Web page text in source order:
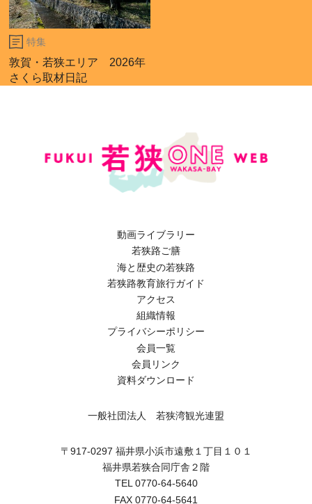
特集
敦賀・若狭エリア 2026年
さくら取材日記
動画ライブラリー
若狭路ご膳
海と歴史の若狭路
若狭路教育旅行ガイド
アクセス
組織情報
プライバシーポリシー
会員一覧
会員リンク
資料ダウンロード
一般社団法人 若狭湾観光連盟
〒917-0297 福井県小浜市遠敷１丁目１０１
福井県若狭合同庁舎２階
TEL 0770-64-5640
FAX 0770-64-5641